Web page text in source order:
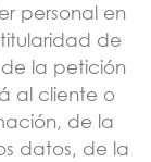
personal en
de
de la petición
al cliente o
de la
datos, de la